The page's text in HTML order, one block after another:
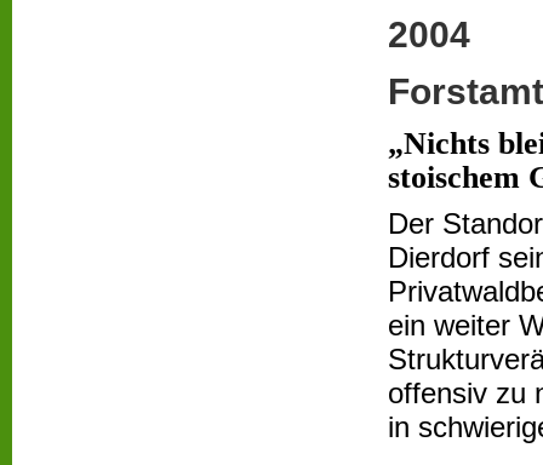
2004
„Nichts
stoischem
Der
Dierdorf
ein weiter
offensiv zu
in